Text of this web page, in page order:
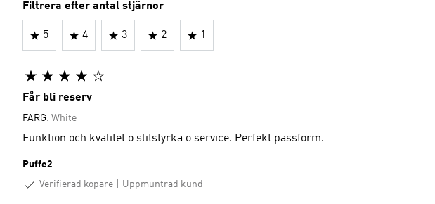
Filtrera efter antal stjärnor
5 4 3 2 1
Får bli reserv
FÄRG: White
Funktion och kvalitet o slitstyrka o service. Perfekt passform.
Puffe2
Verifierad köpare
Uppmuntrad kund